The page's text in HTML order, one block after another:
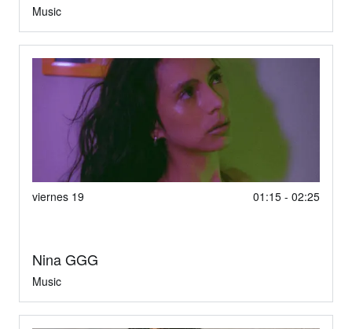
Music
viernes 19 01:15 - 02:25
Nina GGG
Music